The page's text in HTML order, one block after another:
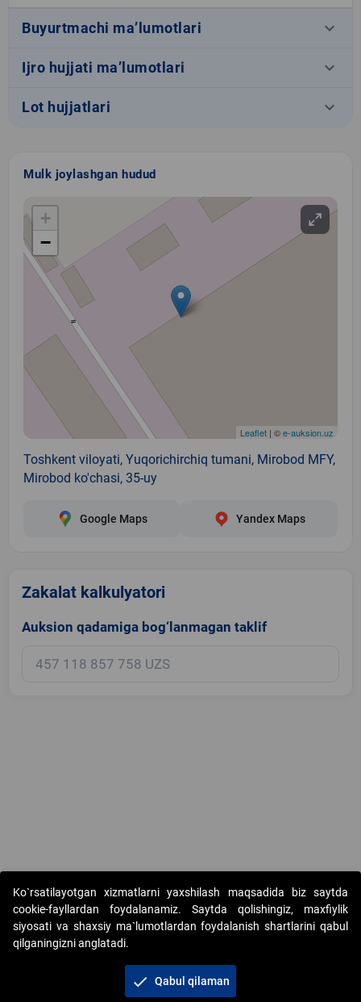
Buyurtmachi ma’lumotlari keyboard_arrow_down
Ijro hujjati ma’lumotlari keyboard_arrow_down
Lot hujjatlari keyboard_arrow_down
Mulk joylashgan hudud
+
−
Leaflet | ©e-auksion.uz
Toshkent viloyati, Yuqorichirchiq tumani, Mirobod MFY,
Mirobod ko'chasi, 35-uy
Google Maps Yandex Maps
Zakalat kalkulyatori
Auksion qadamiga bog‘lanmagan taklif
Copyright © 2017-2026. "Elektron onlayn-auksionlarni tashkil etish"
AJ. Barcha huquqlar himoyalangan
+998 71 202-21-11
Ko`rsatilayotgan xizmatlarni yaxshilash maqsadida biz saytda
cookie-fayllardan foydalanamiz. Saytda qolishingiz, maxfiylik
siyosati va shaxsiy ma`lumotlardan foydalanish shartlarini qabul
qilganingizni anglatadi.
check Qabul qilaman